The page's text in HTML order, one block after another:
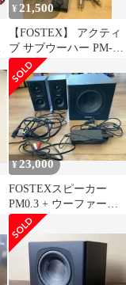
¥ 21,500
【FOSTEX】 アクティ
ブ サブウーハー PM-
SUBmini
¥23,000
FOSTEXスピーカー
PM0.3 + ウーファー
PM-SUBmini セット